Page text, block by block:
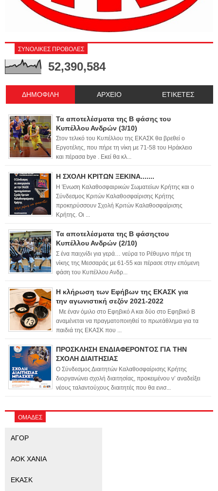
ΣΥΝΟΛΙΚΕΣ ΠΡΟΒΟΛΕΣ
52,390,584
ΔΗΜΟΦΙΛΗ ΑΡΧΕΙΟ ΕΤΙΚΕΤΕΣ
Τα αποτελέσματα της Β φάσης του
Κυπέλλου Ανδρών (3/10)
Στον τελικό του Κυπέλλου της ΕΚΑΣΚ θα βρεθεί ο
Εργοτέλης, που πήρε τη νίκη με 71-58 του Ηράκλειο
και πέρασα bye . Εκεί θα κλ...
Η ΣΧΟΛΗ ΚΡΙΤΩΝ ΞΕΚΙΝΑ.......
Η Ένωση Καλαθοσφαιρικών Σωματείων Κρήτης και ο
Σύνδεσμος Κριτών Καλαθοσφαίρισης Κρήτης
προκηρύσσουν Σχολή Κριτών Καλαθοσφαίρισης
Κρήτης. Οι ...
Τα αποτελέσματα της Β φάσηςτου
Κυπέλλου Ανδρών (2/10)
Σ ένα παιχνίδι για γερά… νεύρα το Ρέθυμνο πήρε τη
νίκης της Μεσσαράς με 61-55 και πέρασε στην επόμενη
φάση του Κυπέλλου Ανδρ...
Η κλήρωση των Εφήβων της ΕΚΑΣΚ για
την αγωνιστική σεζόν 2021-2022
Με έναν όμιλο στο Εφηβικό Α και δύο στο Εφηβικό Β
αναμένεται να πραγματοποιηθεί το πρωτάθλημα για τα
παιδιά της ΕΚΑΣΚ που ...
ΠΡΟΣΚΛΗΣΗ ΕΝΔΙΑΦΕΡΟΝΤΟΣ ΓΙΑ ΤΗΝ
ΣΧΟΛΗ ΔΙΑΙΤΗΣΙΑΣ
Ο Σύνδεσμος Διαιτητών Καλαθοσφαίρισης Κρήτης
διοργανώνει σχολή διαιτησίας, προκειμένου ν’ αναδείξει
νέους ταλαντούχους διαιτητές που θα ενισ...
ΟΜΑΔΕΣ
ΑΓΟΡ
ΑΟΚ ΧΑΝΙΑ
ΕΚΑΣΚ